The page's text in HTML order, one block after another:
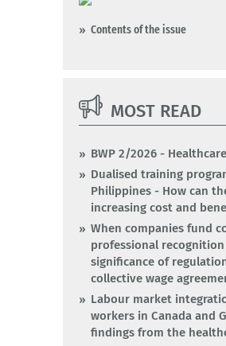
Contents of the issue
MOST READ
BWP 2/2026 -
Dualised training
Philippines - How can
increasing cost and
When companies fund
professional
significance of
collective wage
Labour market
workers in Canada and
findings from the